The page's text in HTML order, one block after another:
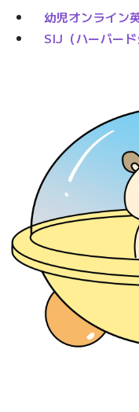
幼児オンライン
SIJ（ハーバード